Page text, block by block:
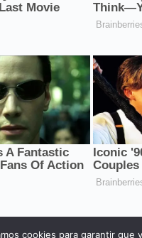
cookies para garantir que